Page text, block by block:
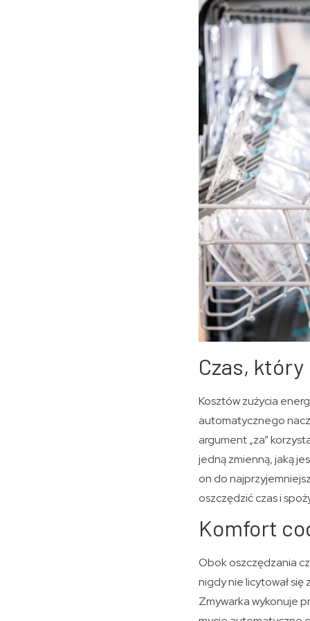
Czas,
Kosztów zużycia
automatycznego
argument „za”
jedną zmienną, jaką
on do
oszczędzić czas i
Komfort
Obok oszczędzania
nigdy nie licytował się
Zmywarka wykonuje